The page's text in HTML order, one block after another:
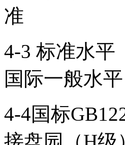
准
4-3 标准水
国际一般水
4-4国标